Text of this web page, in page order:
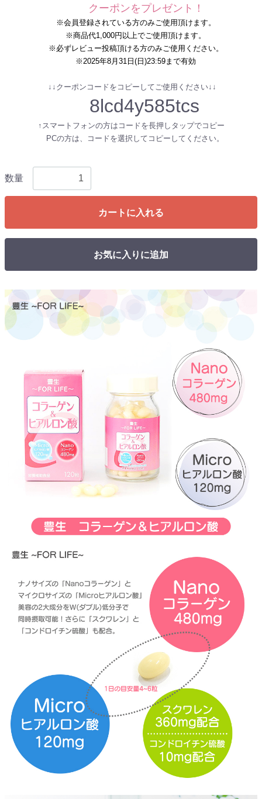
クーポンをプレゼント！
※会員登録されている方のみご使用頂けます。
※商品代1,000円以上でご使用頂けます。
※必ずレビュー投稿頂ける方のみご使用ください。
※2025年8月31日(日)23:59まで有効
↓↓クーポンコードをコピーしてご使用ください↓↓
8lcd4y585tcs
↑スマートフォンの方はコードを長押しタップでコピー
PCの方は、コードを選択してコピーしてください。
数量
カートに入れる
お気に入りに追加